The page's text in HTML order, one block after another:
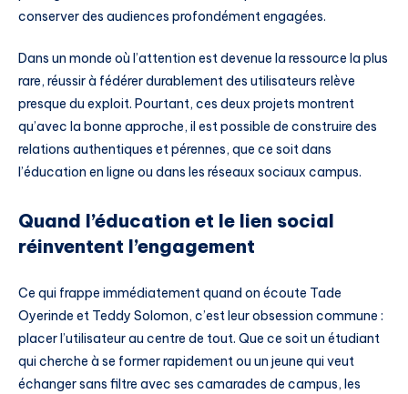
conserver des audiences profondément engagées.
Dans un monde où l’attention est devenue la ressource la plus
rare, réussir à fédérer durablement des utilisateurs relève
presque du exploit. Pourtant, ces deux projets montrent
qu’avec la bonne approche, il est possible de construire des
relations authentiques et pérennes, que ce soit dans
l’éducation en ligne ou dans les réseaux sociaux campus.
Quand l’éducation et le lien social
réinventent l’engagement
Ce qui frappe immédiatement quand on écoute Tade
Oyerinde et Teddy Solomon, c’est leur obsession commune :
placer l’utilisateur au centre de tout. Que ce soit un étudiant
qui cherche à se former rapidement ou un jeune qui veut
échanger sans filtre avec ses camarades de campus, les